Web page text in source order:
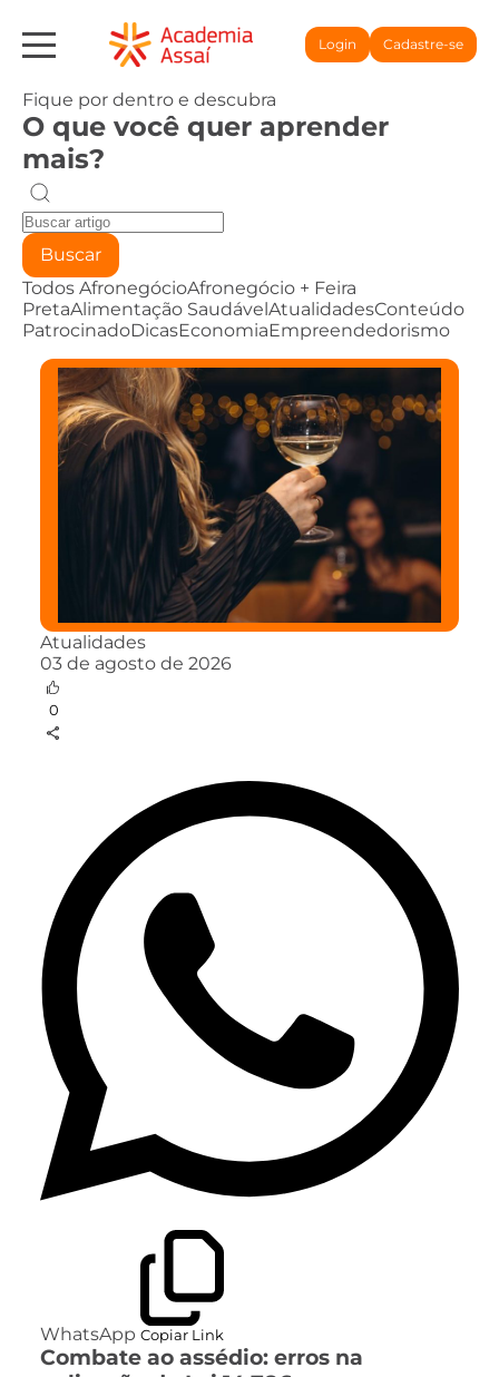
Login Cadastre-se
Fique por dentro e descubra
O que você quer aprender
mais?
Buscar
Todos AfronegócioAfronegócio + Feira
PretaAlimentação SaudávelAtualidadesConteúdo
PatrocinadoDicasEconomiaEmpreendedorismo
Atualidades
03 de agosto de 2026
0
WhatsApp Copiar Link
Combate ao assédio: erros na